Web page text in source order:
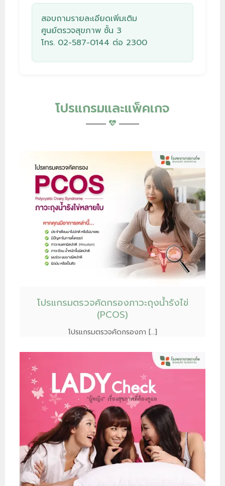
สอบถามรายละเอียดเพิ่มเติม
ศูนย์ตรวจสุขภาพชั้น 3
โทร. 02-587-0144 ต่อ 2300
โปรแกรมและแพ็คเกจ
โปรแกรมตรวจคัดกรองภาวะถุงน้ำรังไข่
(PCOS)
โปรแกรมตรวจคัดกรองภา […]